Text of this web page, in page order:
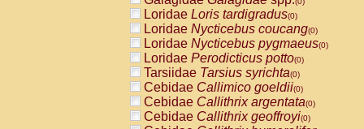
Loridae Loris tardigradus(0)
Loridae Nycticebus coucang(0)
Loridae Nycticebus pygmaeus(0)
Loridae Perodicticus potto(0)
Tarsiidae Tarsius syrichta(0)
Cebidae Callimico goeldii(0)
Cebidae Callithrix argentata(0)
Cebidae Callithrix geoffroyi(0)